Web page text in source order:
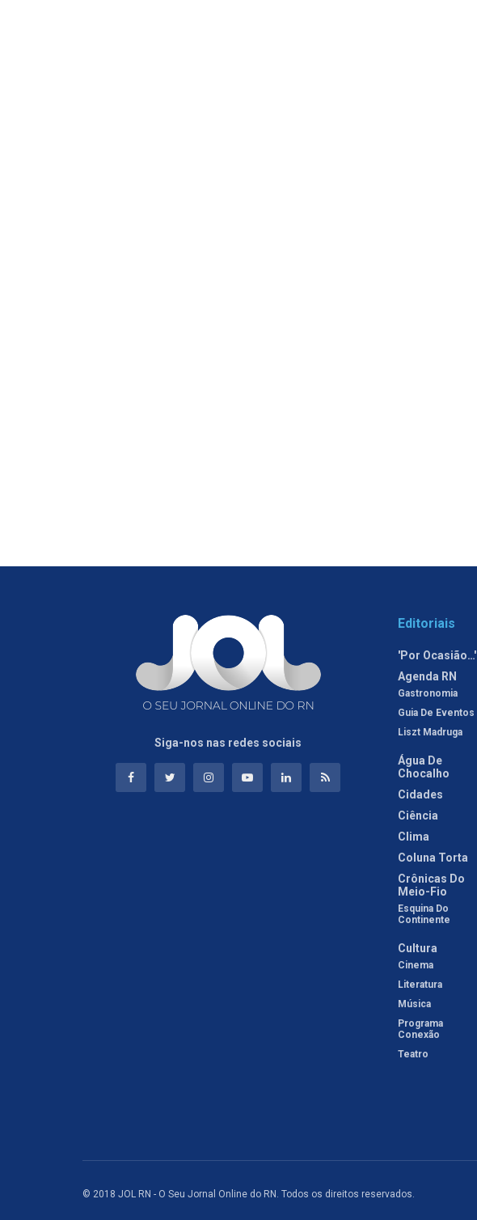
Siga-nos nas redes sociais
Editoriais
'Por Ocasião…'
Agenda RN
Gastronomia
Guia De Eventos
Liszt Madruga
Água De
Chocalho
Cidades
Ciência
Clima
Coluna Torta
Crônicas Do
Meio-Fio
Esquina Do
Continente
Cultura
Cinema
Literatura
Música
Programa
Conexão
Teatro
© 2018 JOL RN - O Seu Jornal Online do RN. Todos os direitos reservados.